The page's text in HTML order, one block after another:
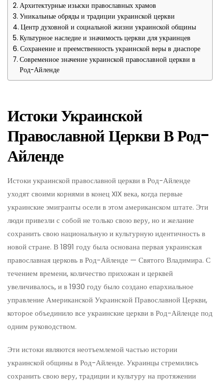
Архитектурные изыски православных храмов
Уникальные обряды и традиции украинской церкви
Центр духовной и социальной жизни украинской общины
Культурное наследие и значимость церкви для украинцев
Сохранение и преемственность украинской веры в диаспоре
Современное значение украинской православной церкви в
Род-Айленде
Истоки Украинской
Православной Церкви В Род-
Айленде
Истоки украинской православной церкви в Род-Айленде
уходят своими корнями в конец XIX века, когда первые
украинские эмигранты осели в этом американском штате. Эти
люди привезли с собой не только свою веру, но и желание
сохранить свою национальную и культурную идентичность в
новой стране. В 1891 году была основана первая украинская
православная церковь в Род-Айленде — Святого Владимира. С
течением времени, количество прихожан и церквей
увеличивалось, и в 1930 году было создано епархиальное
управление Американской Украинской Православной Церкви,
которое объединило все украинские церкви в Род-Айленде под
одним руководством.
Эти истоки являются неотъемлемой частью истории
украинской общины в Род-Айленде. Украинцы стремились
сохранить свою веру, традиции и культуру на протяжении